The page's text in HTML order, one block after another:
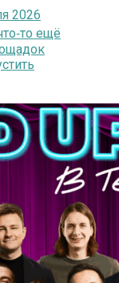
2026
ещё